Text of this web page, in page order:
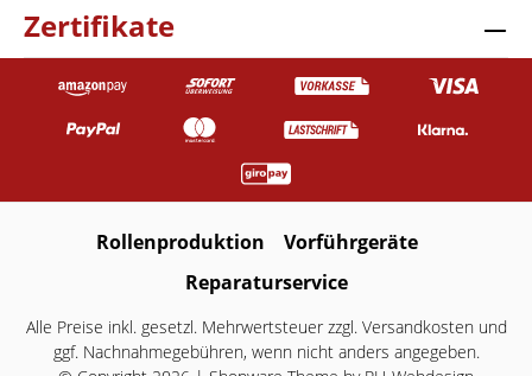
Zertifikate
Rollenproduktion
Vorführgeräte
Reparaturservice
Alle Preise inkl. gesetzl. Mehrwertsteuer zzgl. Versandkostenund
ggf. Nachnahmegebühren, wenn nicht anders angegeben.